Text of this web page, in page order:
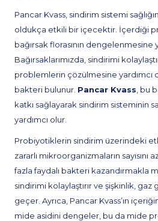
Pancar Kvass, sindirim sistemi
oldukça etkili bir içecektir. İçerdiği
bağırsak florasının dengelenmesine
Bağırsaklarımızda, sindirimi
problemlerin çözülmesine yardımcı
bakteri bulunur. Pancar Kvass , bu
katkı sağlayarak sindirim sisteminin
yardımcı olur.
Probiyotiklerin sindirim üzerindeki
zararlı mikroorganizmaların sayısını
fazla faydalı bakteri kazandırmakla
sindirimi kolaylaştırır ve şişkinlik, gaz
geçer. Ayrıca, Pancar Kvass’ın
mide asidini dengeler, bu da mide